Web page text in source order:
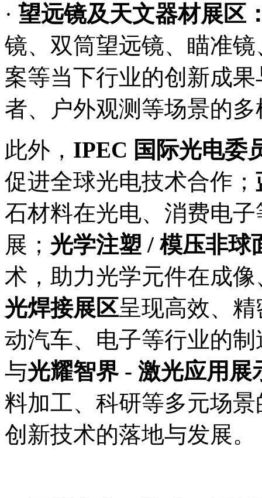
· 望远镜及天文器材展区
镜、双筒望远镜、瞄准
案等当下行业的创新成
者、户外观测等场景的
此外， IPEC 国际光电委
促进全球光电技术合作；
石材料在光电、消费电
展； 光学注塑 / 模压非球
术，助力光学元件在成
光焊接展区呈现高效、
动汽车、电子等行业的
与光耀智界 - 激光应用展
料加工、科研等多元场
创新技术的落地与发展。